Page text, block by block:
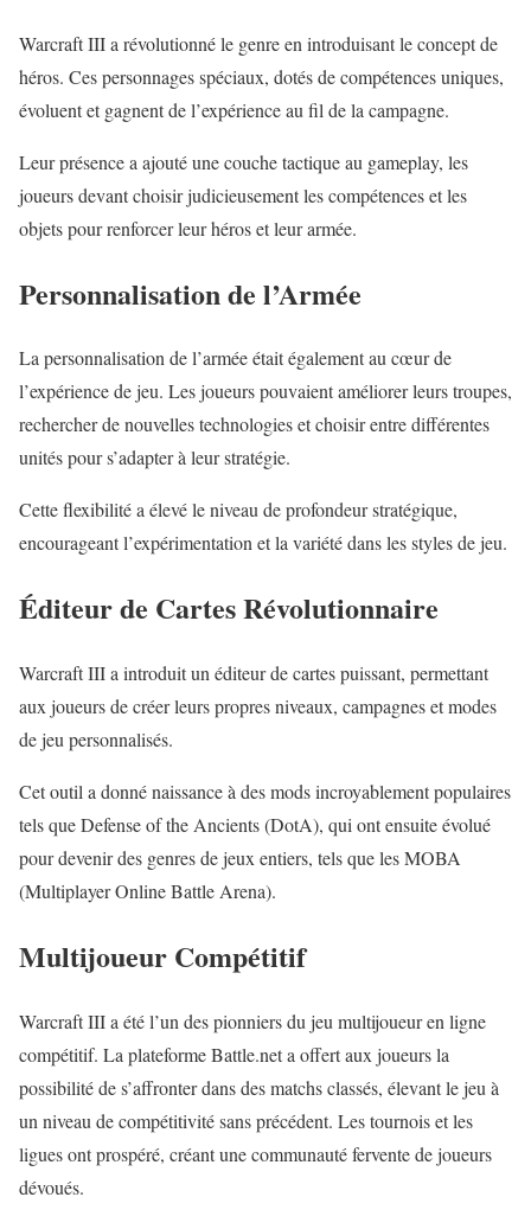
Warcraft III a révolutionné le genre en introduisant le concept de
héros. Ces personnages spéciaux, dotés de compétences uniques,
évoluent et gagnent de l’expérience au fil de la campagne.
Leur présence a ajouté une couche tactique au gameplay, les
joueurs devant choisir judicieusement les compétences et les
objets pour renforcer leur héros et leur armée.
Personnalisation de l’Armée
La personnalisation de l’armée était également au cœur de
l’expérience de jeu. Les joueurs pouvaient améliorer leurs troupes,
rechercher de nouvelles technologies et choisir entre différentes
unités pour s’adapter à leur stratégie.
Cette flexibilité a élevé le niveau de profondeur stratégique,
encourageant l’expérimentation et la variété dans les styles de jeu.
Éditeur de Cartes Révolutionnaire
Warcraft III a introduit un éditeur de cartes puissant, permettant
aux joueurs de créer leurs propres niveaux, campagnes et modes
de jeu personnalisés.
Cet outil a donné naissance à des mods incroyablement populaires
tels que Defense of the Ancients (DotA), qui ont ensuite évolué
pour devenir des genres de jeux entiers, tels que les MOBA
(Multiplayer Online Battle Arena).
Multijoueur Compétitif
Warcraft III a été l’un des pionniers du jeu multijoueur en ligne
compétitif. La plateforme Battle.net a offert aux joueurs la
possibilité de s’affronter dans des matchs classés, élevant le jeu à
un niveau de compétitivité sans précédent. Les tournois et les
ligues ont prospéré, créant une communauté fervente de joueurs
dévoués.